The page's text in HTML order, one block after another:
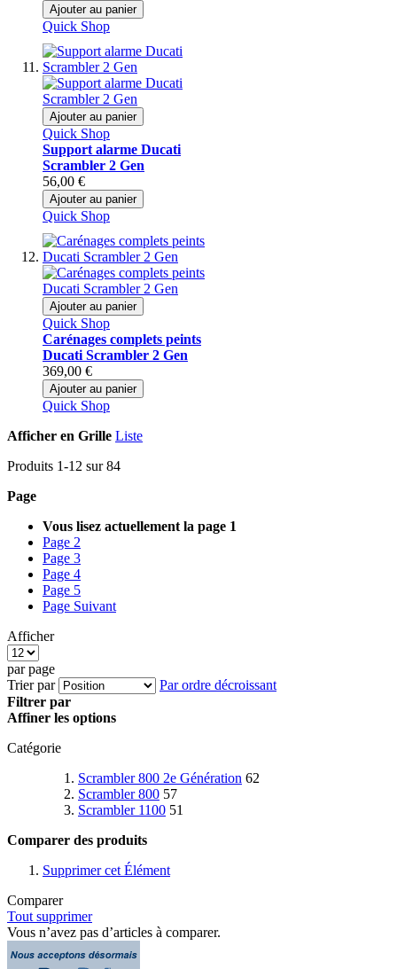
Ajouter au panier
Quick Shop
Ajouter au panier
Quick Shop
Support alarme Ducati
Scrambler 2 Gen
56,00 €
Ajouter au panier
Quick Shop
Ajouter au panier
Quick Shop
Carénages complets peints
Ducati Scrambler 2 Gen
369,00 €
Ajouter au panier
Quick Shop
Afficher en Grille Liste
Produits 1-12 sur84
Page
Vous lisez actuellement la page 1
Page 2
Page 3
Page 4
Page 5
Page Suivant
Afficher
par page
Trier par
Par ordre décroissant
Filtrer par
Affiner les options
Catégorie
Scrambler 800 2e Génération 62
Scrambler 800 57
Scrambler 1100 51
Comparer des produits
Supprimer cet Élément
Comparer
Tout supprimer
Vous n’avez pas d’articles à comparer.